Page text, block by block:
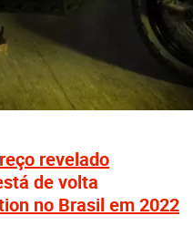
revelado
de volta
no Brasil em 2022